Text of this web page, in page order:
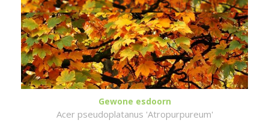
Gewone esdoorn
Acer pseudoplatanus 'Atropurpureum'